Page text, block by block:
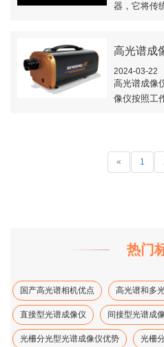
器，它将传
像方式及..
高光谱成
2024-03-22
高光谱成像
像仪按照工
« 1
热门
国产高光谱相机优点 高光谱和多
直接型光谱成像仪 间接型光谱成
光柵分光型光谱成像仪优势 光柵